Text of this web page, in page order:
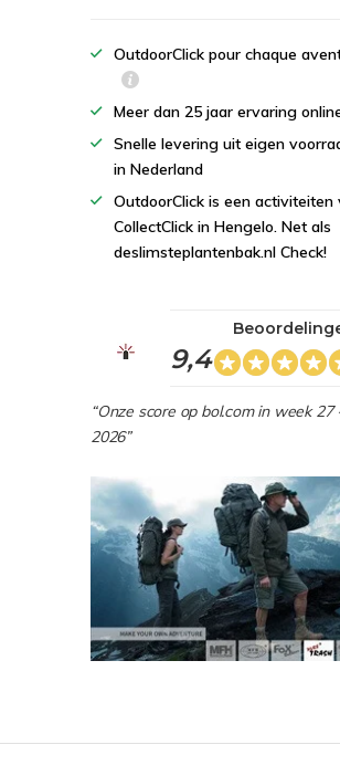
OutdoorClick pour chaque
Meer dan 25 jaar ervaring
Snelle levering uit eigen
in Nederland
OutdoorClick is een activiteiten
CollectClick in Hengelo. Net als
deslimsteplantenbak.nl Check!
9,4
“Onze score op bol.com in week 27
2026”